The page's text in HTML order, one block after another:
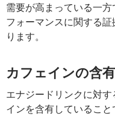
需要が高まっている一
フォーマンスに関する
ります。
カフェインの含
エナジードリンクに対
インを含有していること